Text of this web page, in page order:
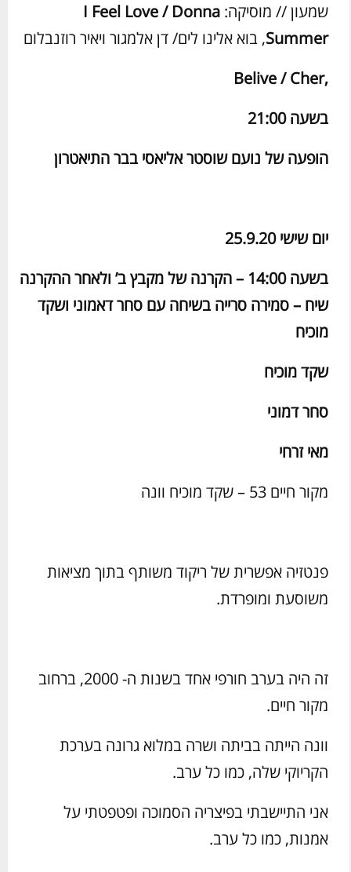
שמעון // מוסיקה: I Feel Love / Donna
Summer, בוא אלינו לים/ דן אלמגור ויאיר רוזנבלום
,
Belive / Cher
בשעה 21:00
הופעה של נועם שוסטר אליאסי בבר התיאטרון
יום שישי 25.9.20
בשעה 14:00 – הקרנה של מקבץ ב’ ולאחר ההקרנה
שיח – סמירה סרייה בשיחה עם סחר דאמוני ושקד
מוכיח
שקד מוכיח
סחר דמוני
מאי זרחי
מקור חיים 53 – שקד מוכיח וונה
פנטזיה אפשרית של ריקוד משותף בתוך מציאות
משוסעת ומופרדת.
זה היה בערב חורפי אחד בשנות ה- 2000, ברחוב
מקור חיים.
וונה הייתה בביתה ושרה במלוא גרונה בערכת
הקריוקי שלה, כמו כל ערב.
אני התיישבתי בפיצריה הסמוכה ופטפטתי על
אמנות, כמו כל ערב.